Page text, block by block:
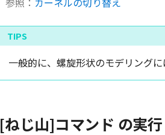
一般的に、螺旋形状のモデリング
[ねじ山]コマンド の実行